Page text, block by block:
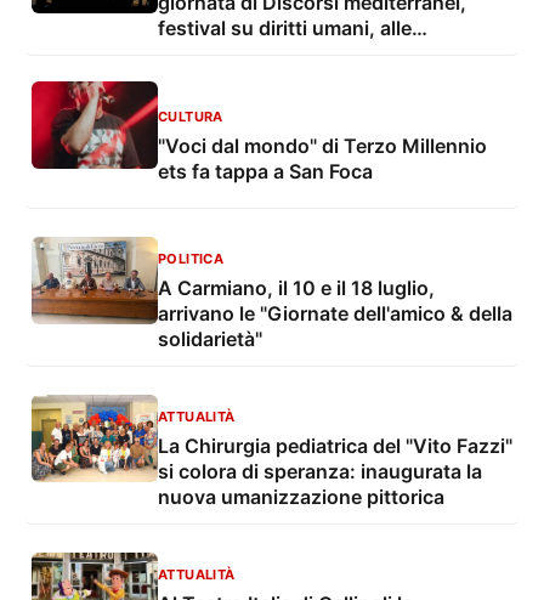
festival su diritti umani, alle
CULTURA
"Voci dal mondo" di Terzo Millennio
ets fa tappa a San Foca
POLITICA
A Carmiano, il 10 e il 18 luglio,
arrivano le "Giornate dell'amico & della
solidarietà"
ATTUALITÀ
La Chirurgia pediatrica del "Vito Fazzi"
si colora di speranza: inaugurata la
nuova umanizzazione pittorica
ATTUALITÀ